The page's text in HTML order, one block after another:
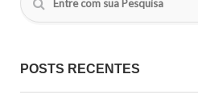
POSTS RECENTES